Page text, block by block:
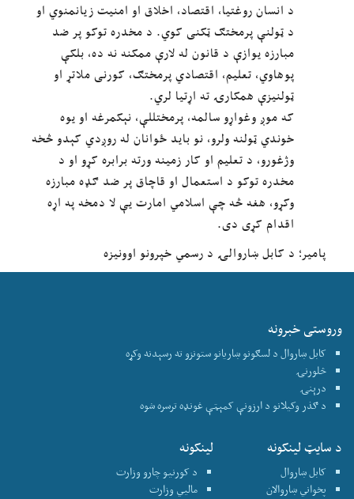
د انسان روغتیا، اقتصاد، اخلاق او امنیت زیانمنوي او
د ټولنې پرمختګ ټکنی کوي. د مخدره توکو پر ضد
مبارزه یوازې د قانون له لارې ممکنه نه ده، بلکې
پوهاوي، تعلیم، اقتصادي پرمختګ، کورنی ملاتړ او
ټولنیزې همکارۍ ته اړتیا لري.
که موږ وغواړو سالمه، پرمختللې، نېکمرغه او یوه
خوندي ټولنه ولرو، نو باید ځوانان له روږدي کېدو څخه
وژغورو، د تعلیم او کار زمینه ورته برابره کړو او د
مخدره توکو د استعمال او قاچاق پر ضد ګډه مبارزه
وکړو، هغه څه چې اسلامي امارت یې لا دمخه په اړه
اقدام کړی دی.
پامیر؛ د کابل ښاروالۍ د رسمي خپرونو اوونیزه
وروستی خبرونه
کابل ښاروال د لسګونو ښاریانو ستونزو ته رسېدنه وکړه
څلورنۍ
درېنۍ
د ګذر وکیلانو د ارزونې کمېټې غونډه ترسره شوه
د سایټ لینکونه
کابل ښاروال
پخواني ښاروالان
لینکونه
د کورنیو چارو وزارت
ماليي وزارت